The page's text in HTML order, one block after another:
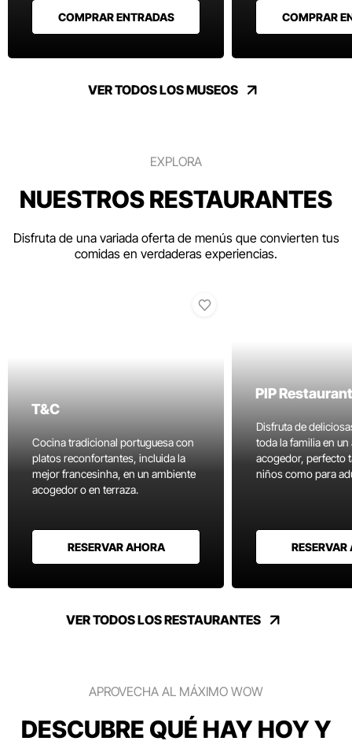
COMPRAR ENTRADAS COMPRAR
VER TODOS LOS MUSEOS
EXPLORA
NUESTROS RESTAURANTES
Disfruta de una variada oferta de menús que convierten tus
comidas en verdaderas experiencias.
T&C
Cocina tradicional portuguesa con
platos reconfortantes, incluida la
mejor francesinha, en un ambiente
acogedor o en terraza.
RESERVAR AHORA
PIP Restaurant
Disfruta de
toda la familia en
acogedor, perfecto
niños como para
RESERVAR
VER TODOS LOS RESTAURANTES
APROVECHA AL MÁXIMO WOW
DESCUBRE QUÉ HAY HOY Y